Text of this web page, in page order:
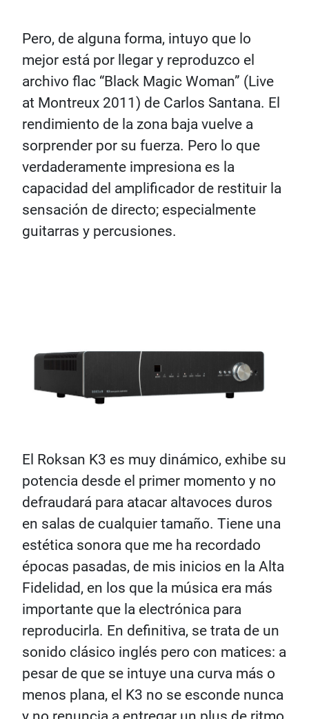
Pero, de alguna forma, intuyo que lo
mejor está por llegar y reproduzco el
archivo flac “Black Magic Woman” (Live
at Montreux 2011) de Carlos Santana. El
rendimiento de la zona baja vuelve a
sorprender por su fuerza. Pero lo que
verdaderamente impresiona es la
capacidad del amplificador de restituir la
sensación de directo; especialmente
guitarras y percusiones.
El Roksan K3 es muy dinámico, exhibe su
potencia desde el primer momento y no
defraudará para atacar altavoces duros
en salas de cualquier tamaño. Tiene una
estética sonora que me ha recordado
épocas pasadas, de mis inicios en la Alta
Fidelidad, en los que la música era más
importante que la electrónica para
reproducirla. En definitiva, se trata de un
sonido clásico inglés pero con matices: a
pesar de que se intuye una curva más o
menos plana, el K3 no se esconde nunca